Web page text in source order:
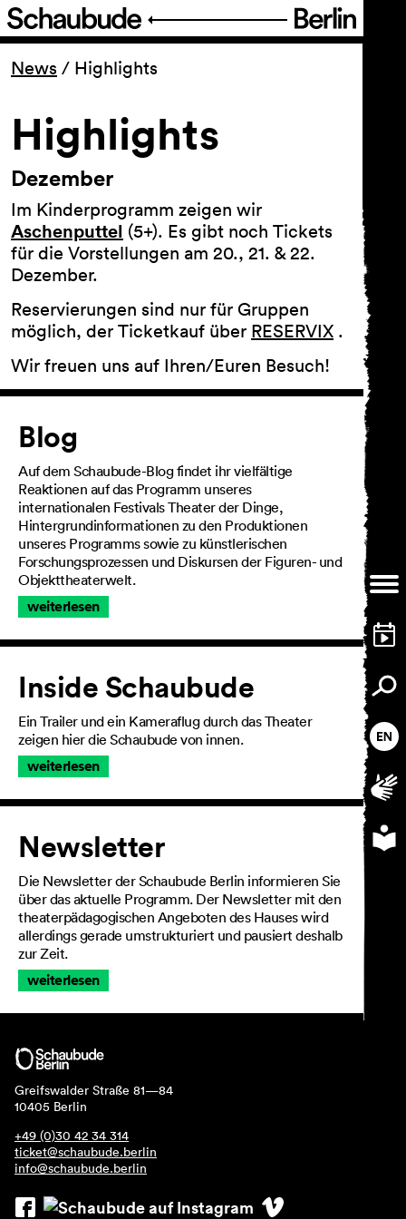
Programm
Ticket
Barrierefreiheit
Über uns
AGB
Impressum
Datenschutz
Barrierefreiheitserklärung
News / Highlights
Highlights
Dezember
Im Kinderprogramm zeigen wir
Aschenputtel (5+). Es gibt noch Tickets
für die Vorstellungen am 20., 21. & 22.
Dezember.
Reservierungen sind nur für Gruppen
möglich, der Ticketkauf über RESERVIX .
Wir freuen uns auf Ihren/Euren Besuch!
Artikel
Blog
Auf dem Schaubude-Blog findet ihr vielfältige
Reaktionen auf das Programm unseres
internationalen Festivals Theater der Dinge,
Hintergrundinformationen zu den Produktionen
unseres Programms sowie zu künstlerischen
Forschungsprozessen und Diskursen der Figuren- und
Objekttheaterwelt.
weiterlesen
Inside Schaubude
Ein Trailer und ein Kameraflug durch das Theater
zeigen hier die Schaubude von innen.
weiterlesen
Newsletter
Die Newsletter der Schaubude Berlin informieren Sie
über das aktuelle Programm. Der Newsletter mit den
theaterpädagogischen Angeboten des Hauses wird
allerdings gerade umstrukturiert und pausiert deshalb
zur Zeit.
weiterlesen
Greifswalder Straße 81—84
10405 Berlin
+49 (0)30 42 34 314
ticket@schaubude.berlin
info@schaubude.berlin